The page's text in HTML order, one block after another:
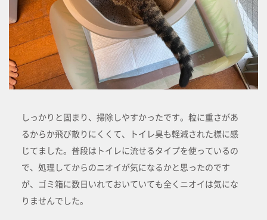
しっかりと固まり、掃除しやすかったです。粒に重さがあ
るからか飛び散りにくくて、トイレ臭も軽減された様に感
じてました。普段はトイレに流せるタイプを使っているの
で、処理してからのニオイが気になるかと思ったのです
が、ゴミ箱に数日いれておいていても全くニオイは気にな
りませんでした。